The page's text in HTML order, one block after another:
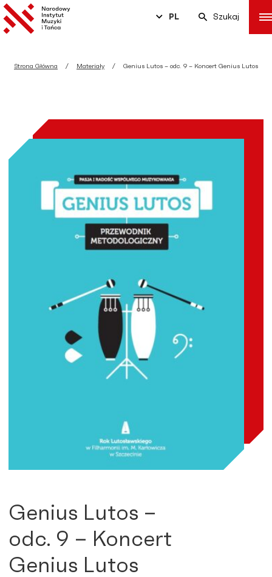
PL Szukaj
Strona Główna Materiały Genius Lutos – odc. 9 – Koncert Genius Lutos
Genius Lutos –
odc. 9 – Koncert
Genius Lutos